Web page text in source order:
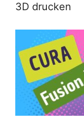
3D drucken